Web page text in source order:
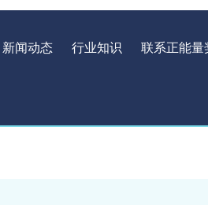
新闻动态 行业知识 联系正能量